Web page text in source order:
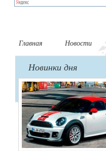
Главная Новости
Новинки дня